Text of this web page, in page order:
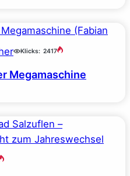
Klicks: 2417
Megamaschine